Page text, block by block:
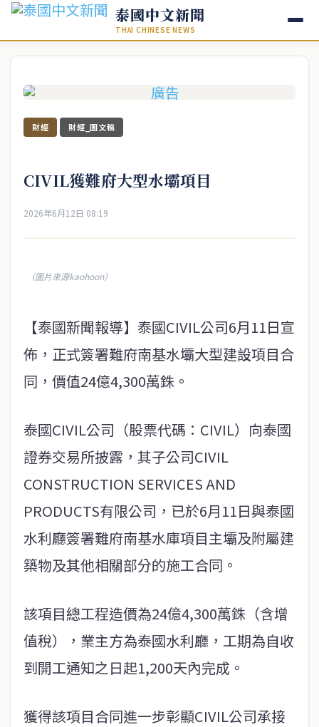
泰國中文新聞
THAI CHINESE NEWS
財經 財經_圖文稿
CIVIL獲難府大型水壩項目
2026年6月12日 08:19
（圖片來源kaohoon）
【泰國新聞報導】泰國CIVIL公司6月11日宣
佈，正式簽署難府南基水壩大型建設項目合
同，價值24億4,300萬銖。
泰國CIVIL公司（股票代碼：CIVIL）向泰國
證券交易所披露，其子公司CIVIL
CONSTRUCTION SERVICES AND
PRODUCTS有限公司，已於6月11日與泰國
水利廳簽署難府南基水庫項目主壩及附屬建
築物及其他相關部分的施工合同。
該項目總工程造價為24億4,300萬銖（含增
值稅），業主方為泰國水利廳，工期為自收
到開工通知之日起1,200天內完成。
獲得該項目合同進一步彰顯CIVIL公司承接